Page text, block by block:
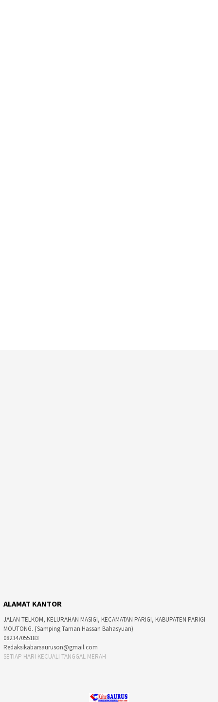
ALAMAT KANTOR
JALAN TELKOM, KELURAHAN MASIGI, KECAMATAN PARIGI, KABUPATEN PARIGI
MOUTONG. {Samping Taman Hassan Bahasyuan)
082347055183
Redaksikabarsauruson@gmail.com
SETIAP HARI KECUALI TANGGAL MERAH